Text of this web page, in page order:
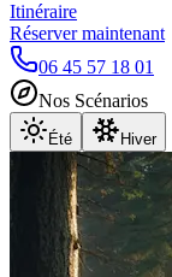
Itinéraire
Réserver maintenant
06 45 57 18 01
Nos Scénarios
Été Hiver